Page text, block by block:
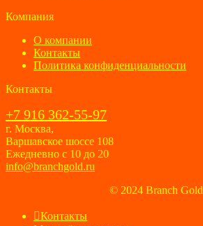
Компания
О компании
Контакты
Политика конфиденциальности
Контакты
+7 916 362-55-97
г. Москва,
Варшавское шоссе 108
Ежедневно с 10 до 20
info@branchgold.ru
© 2024 Branch Gold
Контакты